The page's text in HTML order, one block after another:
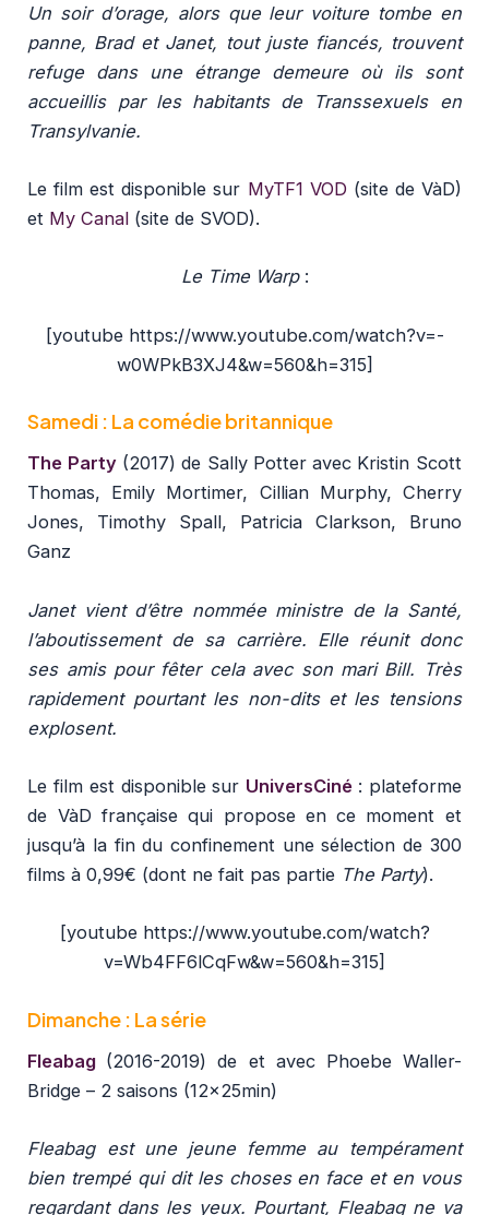
Un soir d’orage, alors que leur voiture tombe en
panne, Brad et Janet, tout juste fiancés, trouvent
refuge dans une étrange demeure où ils sont
accueillis par les habitants de Transsexuels en
Transylvanie.
Le film est disponible sur MyTF1 VOD (site de VàD)
et My Canal (site de SVOD).
Le Time Warp:
[youtube https://www.youtube.com/watch?v=-
w0WPkB3XJ4&w=560&h=315]
Samedi : La comédie britannique
The Party(2017) de Sally Potter avec Kristin Scott
Thomas, Emily Mortimer, Cillian Murphy, Cherry
Jones, Timothy Spall, Patricia Clarkson, Bruno
Ganz
Janet vient d’être nommée ministre de la Santé,
l’aboutissement de sa carrière. Elle réunit donc
ses amis pour fêter cela avec son mari Bill. Très
rapidement pourtant les non-dits et les tensions
explosent.
Le film est disponible sur UniversCiné : plateforme
de VàD française qui propose en ce moment et
jusqu’à la fin du confinement une sélection de 300
films à 0,99€ (dont ne fait pas partie The Party).
[youtube https://www.youtube.com/watch?
v=Wb4FF6lCqFw&w=560&h=315]
Dimanche : La série
Fleabag (2016-2019) de et avec Phoebe Waller-
Bridge – 2 saisons (12x25min)
Fleabag est une jeune femme au tempérament
bien trempé qui dit les choses en face et en vous
regardant dans les yeux. Pourtant, Fleabag ne va